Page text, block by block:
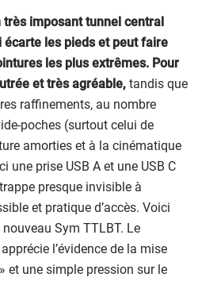
très imposant tunnel central
les pieds et peut faire
les plus extrêmes. Pour
et très agréable, tandis que
raffinements, au nombre
poches (surtout celui de
amorties et à la cinématique
une prise USB A et une USB C
presque invisible à
et pratique d’accès. Voici
Sym TTLBT. Le
l’évidence de la mise
et une simple pression sur le